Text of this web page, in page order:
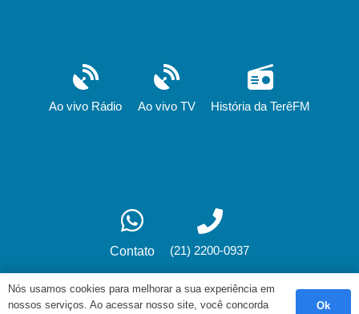
Ao vivo Rádio Ao vivo TV História da TerêFM
Contato (21) 2200-0937
Desenvolvimento: fox.art.br
Nós usamos cookies para melhorar a sua experiência em
nossos serviços. Ao acessar nosso site, você concorda
Ok